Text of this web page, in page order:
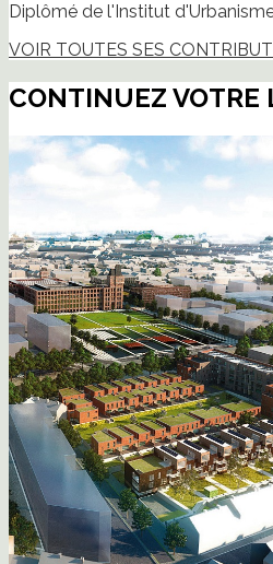
Diplômé de l'Institut
VOIR TOUTES SES
CONTINUEZ VOTRE